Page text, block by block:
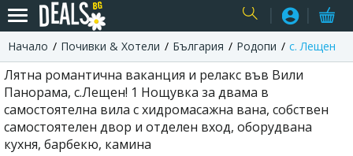
USER
Начало Почивки & Хотели България Родопи с. Лещен
Лятна романтична ваканция и релакс във Вили
Панорама, с.Лещен! 1 Нощувка за двама в
самостоятелна вила с хидромасажна вана, собствен
самостоятелен двор и отделен вход, оборудвана
кухня, барбекю, камина